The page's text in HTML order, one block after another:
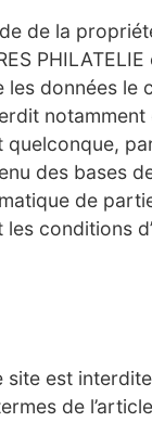
de la
les données le
notamment
des bases
de
conditions
est
de